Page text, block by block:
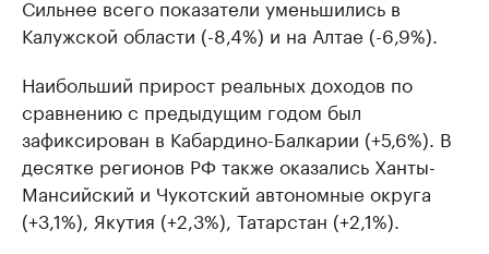
Сильнее всего показатели уменьшились в
Калужской области (-8,4%) и на Алтае (-6,9%).
Наибольший прирост реальных доходов по
сравнению с предыдущим годом был
зафиксирован в Кабардино-Балкарии (+5,6%). В
десятке регионов РФ также оказались Ханты-
Мансийский и Чукотский автономные округа
(+3,1%), Якутия (+2,3%), Татарстан (+2,1%).